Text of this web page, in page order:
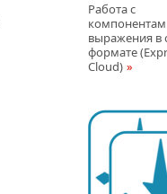
Работа с
выражения в
формате
Cloud)